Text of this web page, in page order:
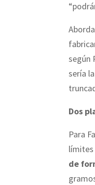
según
sería
Dos
Para
límites
de